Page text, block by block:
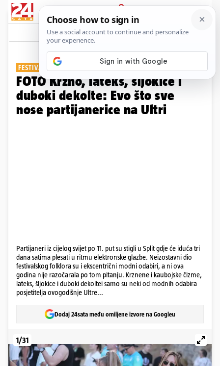
PRIJAVA
Galerija Komentari
FESTIVALSKA MODA
FOTO Krzno, lateks, šljokice i
duboki dekolte: Evo što sve
nose partijanerice na Ultri
Partijaneri iz cijelog svijet po 11. put su stigli u Split gdje će iduća tri
dana satima plesati u ritmu elektronske glazbe. Neizostavni dio
festivalskog folklora su i ekscentrični modni odabiri, a ni ova
godina nije razočarala po tom pitanju. Krznene i kaubojske čizme,
lateks, šljokice i duboki dekoltei samo su neki od modnih odabira
posjetitelja ovogodišnje Ultre...
Dodaj 24sata među omiljene izvore na Googleu
1/31